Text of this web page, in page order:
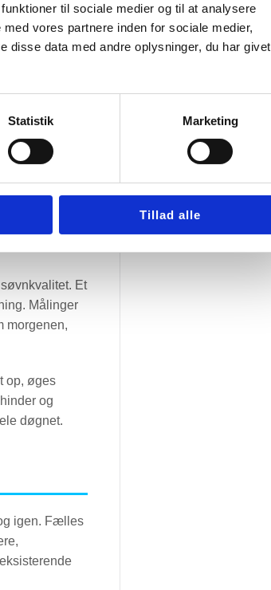
til sociale medier og til at analysere
vores partnere inden for sociale medier,
disse data med andre oplysninger, du har givet
Statistik Marketing
Tillad alle
–
dagligt i 5-10
nu.
opbygge sig,
I
blev luftet ud
Et
Målinger
morgenen,
op, øges
og
døgnet.
igen. Fælles